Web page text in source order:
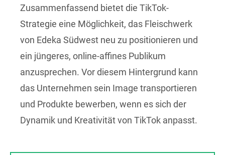
Zusammenfassend bietet die TikTok-
Strategie eine Möglichkeit, das Fleischwerk
von Edeka Südwest neu zu positionieren und
ein jüngeres, online-affines Publikum
anzusprechen. Vor diesem Hintergrund kann
das Unternehmen sein Image transportieren
und Produkte bewerben, wenn es sich der
Dynamik und Kreativität von TikTok anpasst.